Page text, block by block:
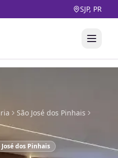
SJP, PR
São José dos Pinhais
dos Pinhais